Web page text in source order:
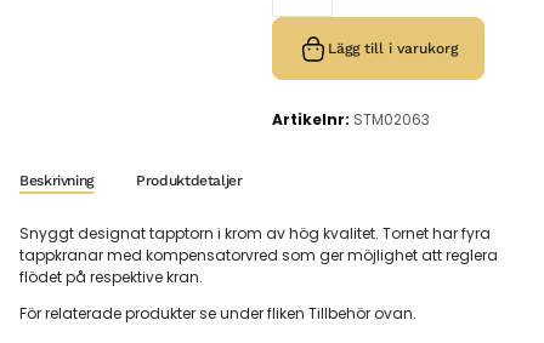
Lägg till i varukorg
Artikelnr: STM02063
Beskrivning Produktdetaljer
Snyggt designat tapptorn i krom av hög kvalitet. Tornet har fyra
tappkranar med kompensatorvred som ger möjlighet att reglera
flödet på respektive kran.
För relaterade produkter se under fliken Tillbehör ovan.